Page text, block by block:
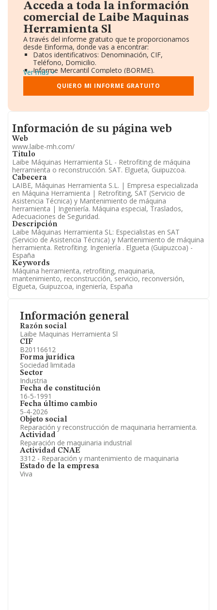
Información general
Razón social
Laibe Maquinas Herramienta Sl
CIF
B20116612
Forma jurídica
Sociedad limitada
Sector
Industria
Fecha de constitución
16-5-1991
Fecha último cambio
5-4-2026
Objeto social
Reparación y reconstrucción de maquinaria herramienta.
Actividad
Reparación de maquinaria industrial
Actividad CNAE
3312 - Reparación y mantenimiento de maquinaria
Estado de la empresa
Viva
Acceda a toda la información
comercial de Laibe Maquinas
Herramienta Sl
A través del informe gratuito que te proporcionamos
desde Einforma, donde vas a encontrar:
Datos identificativos: Denominación, CIF,
Teléfono, Domicilio.
Informe Mercantil Completo (BORME).
Gráficos de Evolución Ventas y Empleados.
Consejo de Administración y Administradores.
Directivos y Ejecutivos.
Información oficial y registral complementaria.
Ver más
QUIERO MI INFORME GRATUITO
Informacion de su página web
Información de su página web
Web
www.laibe-mh.com/
Titulo
Laibe Máquinas Herramienta SL - Retrofiting de máquina
herramienta o reconstrucción. SAT. Elgueta, Guipuzcoa.
Cabecera
LAIBE, Máquinas Herramienta S.L. | Empresa especializada
en Máquina Herramienta | Retrofiting, SAT (Servicio de
Asistencia Técnica) y Mantenimiento de máquina
herramienta | Ingeniería. Máquina especial, Traslados,
Adecuaciones de Seguridad.
Descripción
Laibe Máquinas Herramienta SL: Especialistas en SAT
(Servicio de Asistencia Técnica) y Mantenimiento de máquina
herramienta. Retrofiting. Ingeniería . Elgueta (Guipuzcoa) -
España
Keywords
Máquina herramienta, retrofiting, maquinaria,
mantenimiento, reconstrucción, servicio, reconversión,
Elgueta, Guipuzcoa, ingeniería, España